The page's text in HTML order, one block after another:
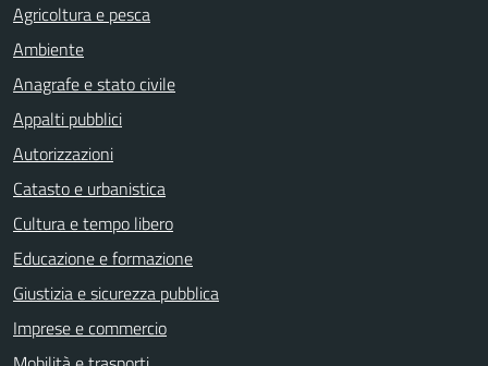
Agricoltura e pesca
Ambiente
Anagrafe e stato civile
Appalti pubblici
Autorizzazioni
Catasto e urbanistica
Cultura e tempo libero
Educazione e formazione
Giustizia e sicurezza pubblica
Imprese e commercio